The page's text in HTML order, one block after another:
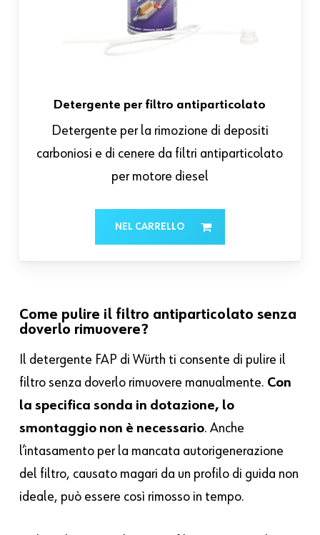
Detergente per filtro antiparticolato
Detergente per la rimozione di depositi
carboniosi e di cenere da filtri antiparticolato
per motore diesel
NEL CARRELLO
Come pulire il filtro antiparticolato senza
doverlo rimuovere?
Il detergente FAP di Würth ti consente di pulire il
filtro senza doverlo rimuovere manualmente. Con
la specifica sonda in dotazione, lo
smontaggio non è necessario. Anche
l’intasamento per la mancata autorigenerazione
del filtro, causato magari da un profilo di guida non
ideale, può essere così rimosso in tempo.